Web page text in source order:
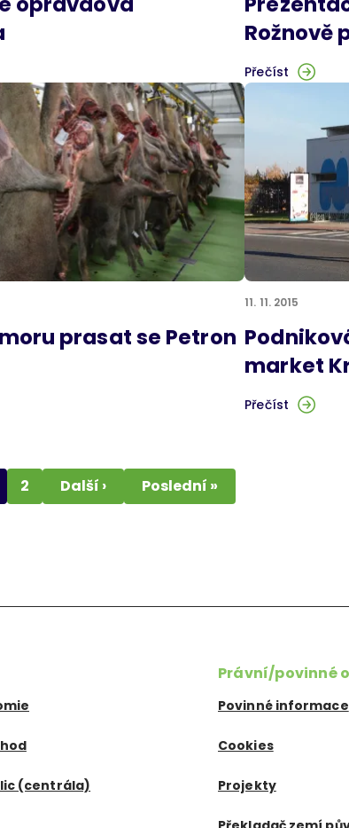
Rožnově
Přečíst
prasat se Petron
11. 11. 2015
market
Přečíst
Page
2
Následující
stránka
Další ›
Poslední
stránka
Poslední »
(centrála)
Právní/povinné
Povinné informace
Cookies
Projekty